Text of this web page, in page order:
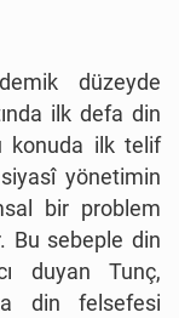
düzeyde
ilk defa din
konuda ilk telif
yönetimin
bir problem
Bu sebeple din
duyan Tunç,
din felsefesi